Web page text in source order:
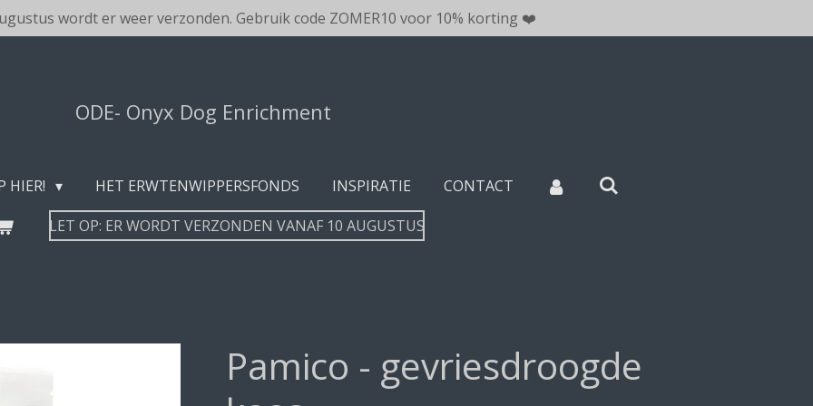
wordt er weer verzonden. Gebruik code ZOMER10 voor 10% korting ❤️
ODE- Onyx Dog Enrichment
HIER! HET ERWTENWIPPERSFONDS INSPIRATIE
CONTACT
LET OP: ER WORDT VERZONDEN VANAF 10 AUGUSTUS
Pamico - gevriesdroogde